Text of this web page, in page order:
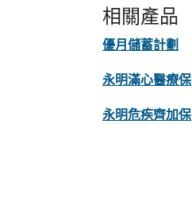
相關產品
優月儲蓄計劃
永明滿心醫療保
永明危疾齊加保